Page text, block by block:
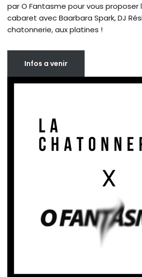
par O Fantasme pour vous proposer
cabaret avec Baarbara Spark, DJ
chatonnerie, aux platines !
Infos a venir